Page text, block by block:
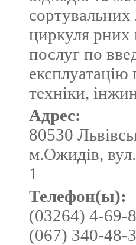
сортувальних
циркуля
послуг по
експлуатацію
техніки,
Адрес:
80530
м.Ожидів,
1
Телефон(ы):
(03264) 4-69-
(067) 340-48-